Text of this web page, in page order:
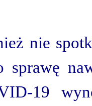
nie
sprawę
19